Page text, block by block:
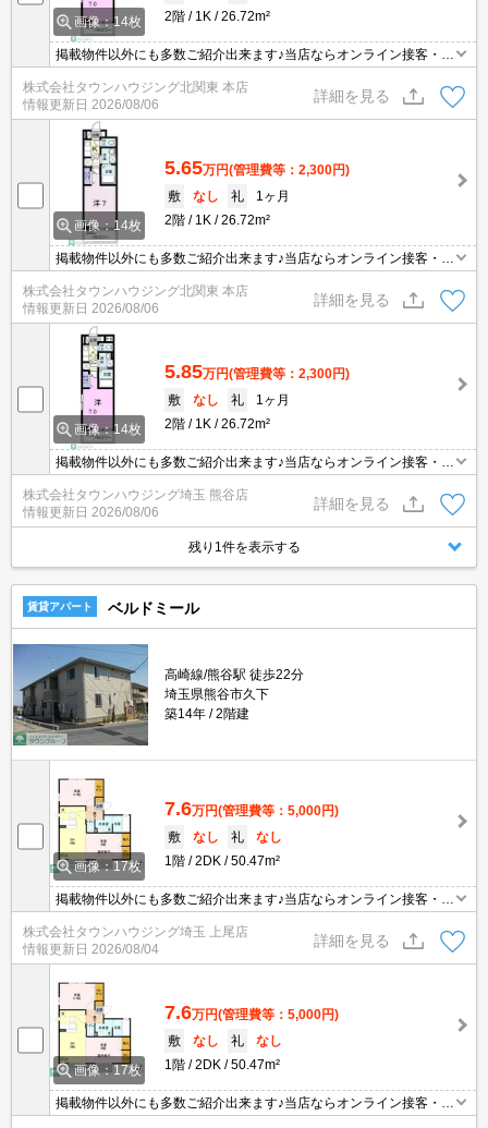
画像：14枚
2階
1K 26.72m²
掲載物件以外にも多数ご紹介出来ます♪当店ならオンライン接客・内
見可能です！メールでのお問い合わせの際は、電話番号も記載頂き
ますとスムーズに御対応できます♪
株式会社タウンハウジング北関東 本店
情報更新日 2026/08/06
詳細を見る
画像：14枚
5.65万円(管理費等：2,300円)
敷
なし 礼
1ヶ月
2階
1K 26.72m²
掲載物件以外にも多数ご紹介出来ます♪当店ならオンライン接客・内
見可能です！メールでのお問い合わせの際は、電話番号も記載頂き
ますとスムーズに御対応できます♪
株式会社タウンハウジング北関東 本店
情報更新日 2026/08/06
詳細を見る
画像：14枚
5.85万円(管理費等：2,300円)
敷
なし 礼
1ヶ月
2階
1K 26.72m²
掲載物件以外にも多数ご紹介出来ます♪当店ならオンライン接客・内
見可能です！メールでのお問い合わせの際は、電話番号も記載頂き
ますとスムーズに御対応できます♪
株式会社タウンハウジング埼玉 熊谷店
情報更新日 2026/08/06
詳細を見る
残り1件を表示する
賃貸アパート ベルドミール
高崎線/熊谷駅 徒歩22分
埼玉県熊谷市久下
築14年
2階建
画像：17枚
7.6万円(管理費等：5,000円)
敷
なし 礼
なし
1階
2DK 50.47m²
掲載物件以外にも多数ご紹介出来ます♪当店ならオンライン接客・内
見可能です！メールでのお問い合わせの際は、電話番号も記載頂き
ますとスムーズに御対応できます♪
株式会社タウンハウジング埼玉 上尾店
情報更新日 2026/08/04
詳細を見る
画像：17枚
7.6万円(管理費等：5,000円)
敷
なし 礼
なし
1階
2DK 50.47m²
掲載物件以外にも多数ご紹介出来ます♪当店ならオンライン接客・内
見可能です！メールでのお問い合わせの際は、電話番号も記載頂き